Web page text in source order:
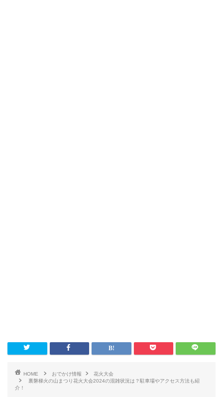
HOME おでかけ情報
花火大会
裏磐梯火の山まつり花火大会2024の混雑状況は？駐車場やアクセス方法も紹
介！